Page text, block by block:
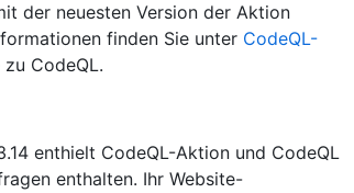
der neuesten Version der Aktion
finden Sie unter CodeQL-
CodeQL.
enthielt CodeQL-Aktion und CodeQL
enthalten. Ihr Website-